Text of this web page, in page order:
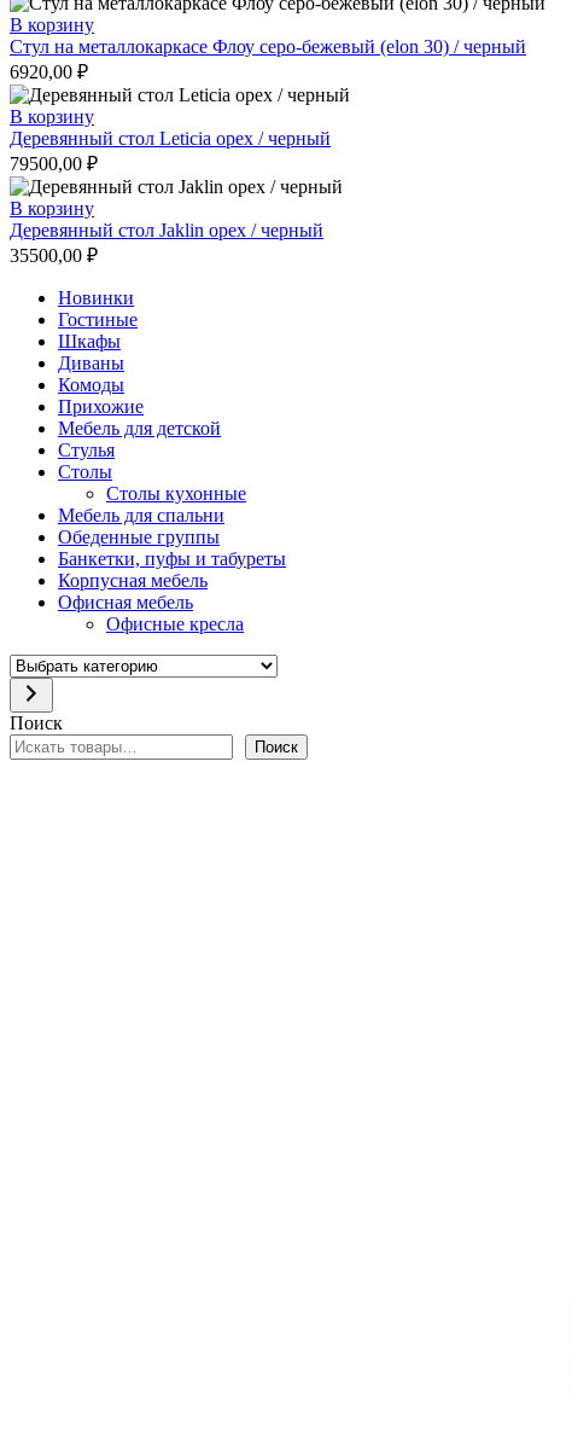
В корзину
Стул на металлокаркасе Флоу серо-бежевый (elon 30) / черный
6920,00 ₽
В корзину
Деревянный стол Leticia орех / черный
79500,00 ₽
В корзину
Деревянный стол Jaklin орех / черный
35500,00 ₽
Новинки
Гостиные
Шкафы
Диваны
Комоды
Прихожие
Мебель для детской
Стулья
Столы
Столы кухонные
Мебель для спальни
Обеденные группы
Банкетки, пуфы и табуреты
Корпусная мебель
Офисная мебель
Офисные кресла
Выбрать
категорию
Поиск
Поиск